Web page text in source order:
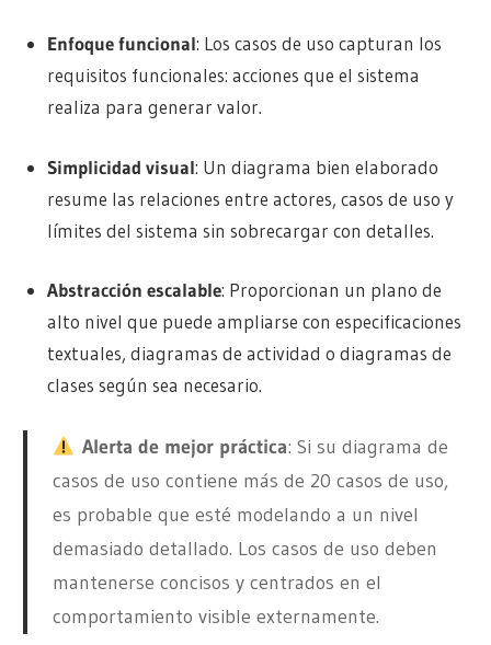
Enfoque funcional: Los casos de uso capturan los
requisitos funcionales: acciones que el sistema
realiza para generar valor.
Simplicidad visual: Un diagrama bien elaborado
resume las relaciones entre actores, casos de uso y
límites del sistema sin sobrecargar con detalles.
Abstracción escalable: Proporcionan un plano de
alto nivel que puede ampliarse con especificaciones
textuales, diagramas de actividad o diagramas de
clases según sea necesario.
Alerta de mejor práctica: Si su diagrama de
casos de uso contiene más de 20 casos de uso,
es probable que esté modelando a un nivel
demasiado detallado. Los casos de uso deben
mantenerse concisos y centrados en el
comportamiento visible externamente.